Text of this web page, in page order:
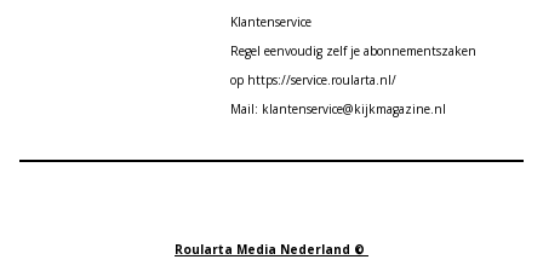
Klantenservice
Regel eenvoudig zelf je abonnementszaken
op https://service.roularta.nl/
Mail: klantenservice@kijkmagazine.nl
Roularta Media Nederland ©